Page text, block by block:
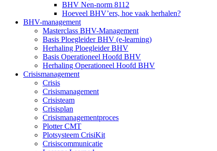
BHV Nen-norm 8112
Hoeveel BHV’ers, hoe vaak herhalen?
BHV-management
Masterclass BHV-Management
Basis Ploegleider BHV (e-learning)
Herhaling Ploegleider BHV
Basis Operationeel Hoofd BHV
Herhaling Operationeel Hoofd BHV
Crisismanagement
Crisis
Crisismanagement
Crisisteam
Crisisplan
Crisismanagementproces
Plotter CMT
Plotsysteem CrisiKit
Crisiscommunicatie